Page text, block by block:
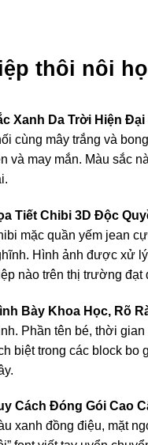
thôi nôi
Xanh Da Trời Hiện
cùng mây trắng và
và may mắn. Màu sắc
Tiết Chibi 3D Độc
mặc quần yếm jean
Hình ảnh được xử
nào trên thị trường đạt
Bày Khoa Học, Rõ
Phần tên bé, thời
biệt trong các block bo
Cách Đóng Gói Cao
xanh đồng điệu, mặt